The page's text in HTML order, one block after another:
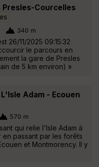
Presles-Courcelles
340 m
26/11/2025 09:15:32
le parcours en
la gare de Presles
de 5 km environ) »
Adam - Ecouen
570 m
qui relie l'Isle Adam à
en passant par les forêts
et Montmorency. Il y